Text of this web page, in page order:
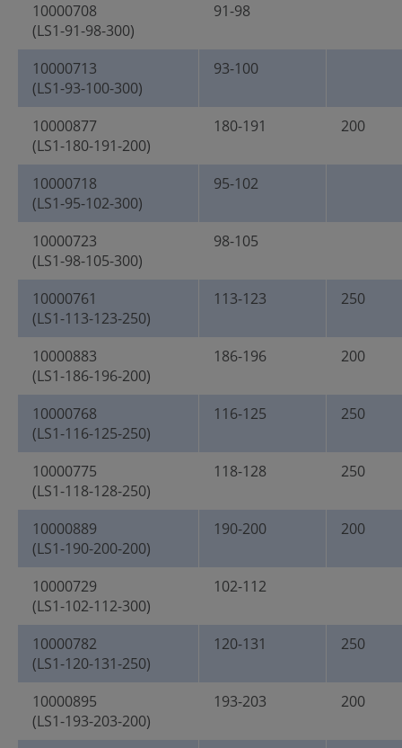
10000708
(LS1-91-98-300)
91-98
10000713
(LS1-93-100-300)
93-100
10000877
(LS1-180-191-200)
180-191 200
10000718
(LS1-95-102-300)
95-102
10000723
(LS1-98-105-300)
98-105
10000761
(LS1-113-123-250)
113-123 250
10000883
(LS1-186-196-200)
186-196 200
10000768
(LS1-116-125-250)
116-125 250
10000775
(LS1-118-128-250)
118-128 250
10000889
(LS1-190-200-200)
190-200 200
10000729
(LS1-102-112-300)
102-112
10000782
(LS1-120-131-250)
120-131 250
10000895
(LS1-193-203-200)
193-203 200